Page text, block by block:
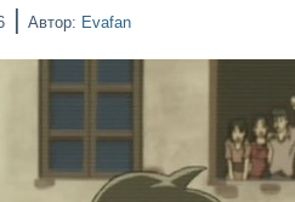
| Автор: Evafan